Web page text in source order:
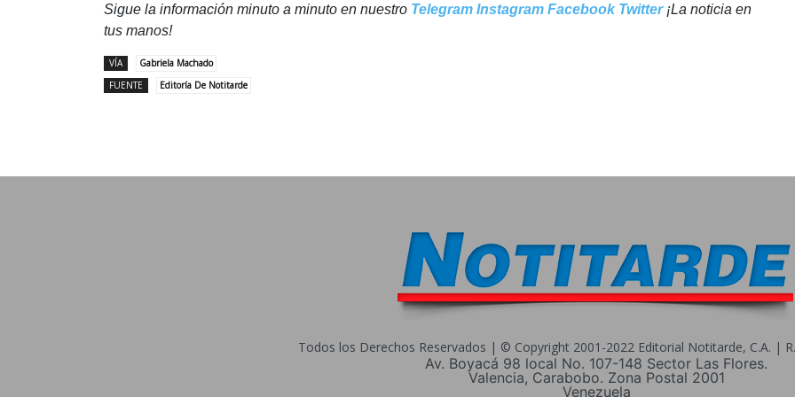
Sigue la información minuto a minuto en nuestro Telegram Instagram Facebook Twitter¡La noticia en
tus manos!
VÍA
Gabriela Machado
FUENTE
Editoría De Notitarde
Todos los Derechos Reservados | © Copyright 2001-2022 Editorial Notitarde, C.A. |
Av. Boyacá 98 local No. 107-148 Sector Las Flores.
Valencia, Carabobo. Zona Postal 2001
Venezuela